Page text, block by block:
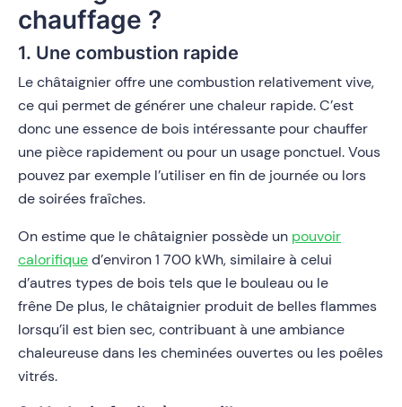
chauffage ?
1. Une combustion rapide
Le châtaignier offre une combustion relativement vive,
ce qui permet de générer une chaleur rapide. C’est
donc une essence de bois intéressante pour chauffer
une pièce rapidement ou pour un usage ponctuel. Vous
pouvez par exemple l’utiliser en fin de journée ou lors
de soirées fraîches.
On estime que le châtaignier possède un pouvoir
calorifiqued’environ 1 700 kWh, similaire à celui
d’autres types de bois tels que le bouleau ou le
frêne De plus, le châtaignier produit de belles flammes
lorsqu’il est bien sec, contribuant à une ambiance
chaleureuse dans les cheminées ouvertes ou les poêles
vitrés.